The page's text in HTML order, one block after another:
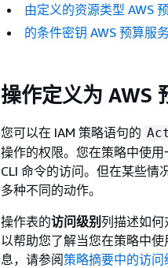
由定义的资源类型 AWS
的条件密钥 AWS 预算服
操作定义为 AWS
您可以在 IAM 策略语句的
操作的权限。您在策略中使
CLI 命令的访问。但在某些
多种不同的动作。
操作表的访问级别 列描述如
以帮助您了解当您在策略中
息，请参阅策略摘要中的访问